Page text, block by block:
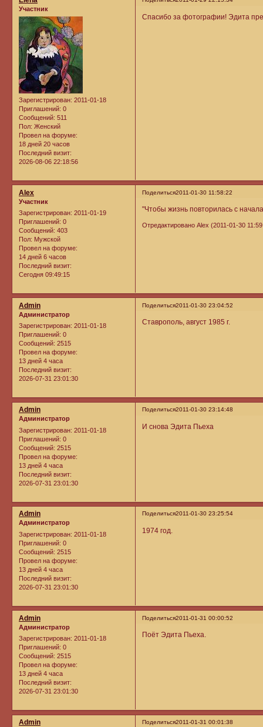
Участник
Зарегистрирован: 2011-01-18
Приглашений: 0
Сообщений: 511
Пол: Женский
Провел на форуме:
18 дней 20 часов
Последний визит:
2026-08-06 22:18:56
Спасибо за фотографии! Эдита
Поделиться2011-01-30 11:58:22
Alex
Участник
Зарегистрирован: 2011-01-19
Приглашений: 0
Сообщений: 403
Пол: Мужской
Провел на форуме:
14 дней 6 часов
Последний визит:
Сегодня 09:49:15
"Чтобы жизнь повторилась с
Отредактировано Alex (2011-01-30
Поделиться2011-01-30 23:04:52
Admin
Администратор
Зарегистрирован: 2011-01-18
Приглашений: 0
Сообщений: 2515
Провел на форуме:
13 дней 4 часа
Последний визит:
2026-07-31 23:01:30
Ставрополь, август 1985 г.
Поделиться2011-01-30 23:14:48
Admin
Администратор
Зарегистрирован: 2011-01-18
Приглашений: 0
Сообщений: 2515
Провел на форуме:
13 дней 4 часа
Последний визит:
2026-07-31 23:01:30
И снова Эдита Пьеха
Поделиться2011-01-30 23:25:54
Admin
Администратор
Зарегистрирован: 2011-01-18
Приглашений: 0
Сообщений: 2515
Провел на форуме:
13 дней 4 часа
Последний визит:
2026-07-31 23:01:30
1974 год.
Поделиться2011-01-31 00:00:52
Admin
Администратор
Зарегистрирован: 2011-01-18
Приглашений: 0
Сообщений: 2515
Провел на форуме:
13 дней 4 часа
Последний визит:
2026-07-31 23:01:30
Поёт Эдита Пьеха.
Поделиться2011-01-31 00:01:38
Admin